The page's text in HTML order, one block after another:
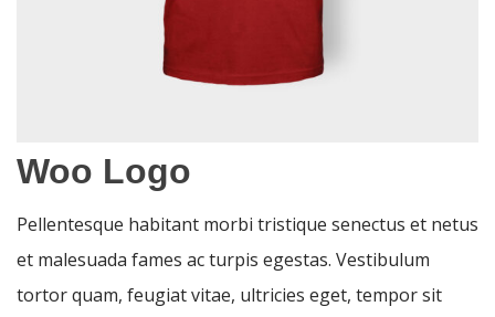
Woo Logo
Pellentesque habitant morbi tristique senectus et netus
et malesuada fames ac turpis egestas. Vestibulum
tortor quam, feugiat vitae, ultricies eget, tempor sit